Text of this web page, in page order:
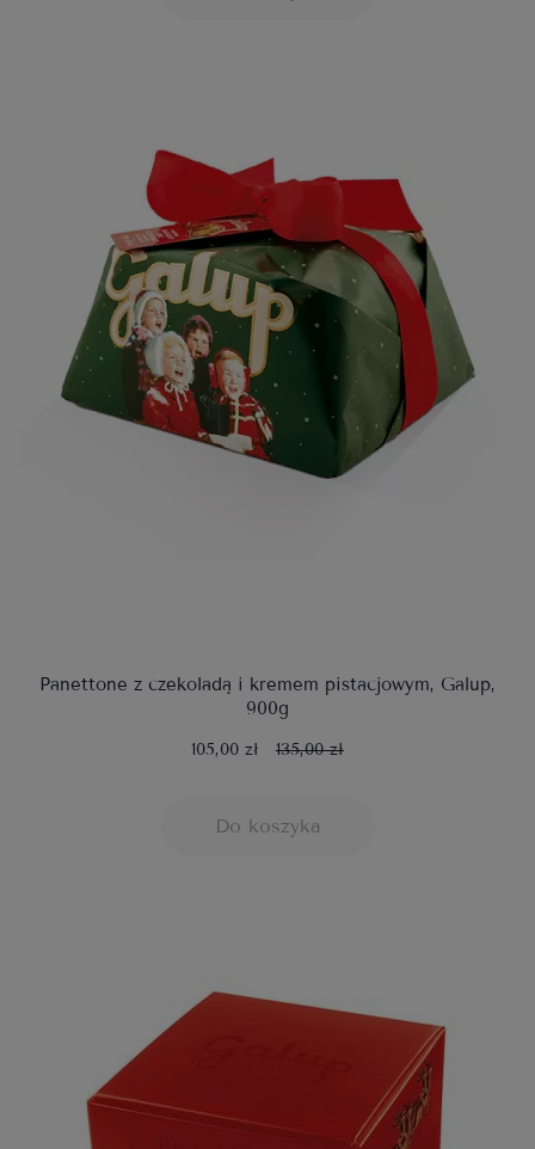
Panettone z czekoladą i kremem pistacjowym, Galup,
900g
105,00 zł 135,00 zł
Do koszyka